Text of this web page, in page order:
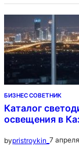
БИЗНЕС СОВЕТНИК
Каталог
освещения в
bypristroykin_ 7